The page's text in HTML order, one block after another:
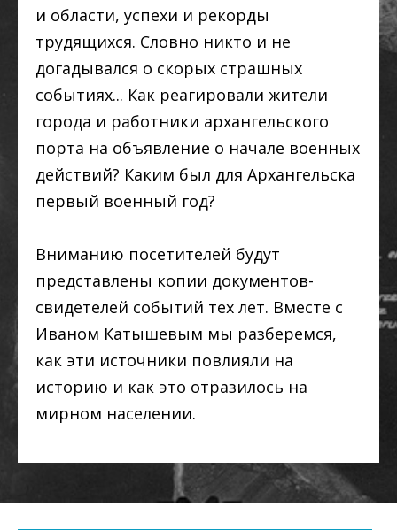
и области, успехи и рекорды
трудящихся. Словно никто и не
догадывался о скорых страшных
событиях... Как реагировали жители
города и работники архангельского
порта на объявление о начале военных
действий? Каким был для Архангельска
первый военный год?
Вниманию посетителей будут
представлены копии документов-
свидетелей событий тех лет. Вместе с
Иваном Катышевым мы разберемся,
как эти источники повлияли на
историю и как это отразилось на
мирном населении.